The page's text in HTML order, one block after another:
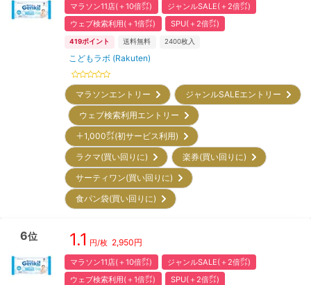
マラソン11店(＋10倍㌽)
ジャンルSALE(＋2倍㌽)
ウェブ検索利用(＋1倍㌽)
SPU(＋2倍㌽)
419ポイント 送料無料 2400枚入
こどもラボ (Rakuten)
マラソンエントリー
ジャンルSALEエントリー
ウェブ検索利用エントリー
＋1,000㌽(初サービス利用)
ラクマ(買い回りに)
楽券(買い回りに)
サーティワン(買い回りに)
食パン袋(買い回りに)
6位 1.1 円/枚 2,950円
マラソン11店(＋10倍㌽)
ジャンルSALE(＋2倍㌽)
ウェブ検索利用(＋1倍㌽)
SPU(＋2倍㌽)